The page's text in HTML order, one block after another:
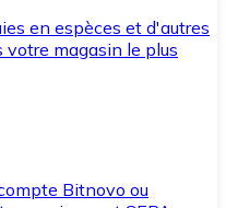
en espèces et d'autres
magasin le plus
Bitnovo ou